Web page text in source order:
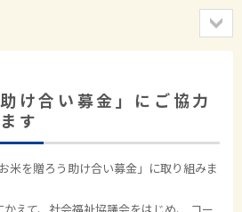
け合い募金」にご協力
す
米を贈ろう助け合い募金」に取り組みま